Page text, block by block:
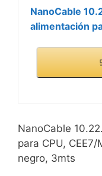
NanoCable
alimentación
NanoCable
para CPU,
negro, 3mts